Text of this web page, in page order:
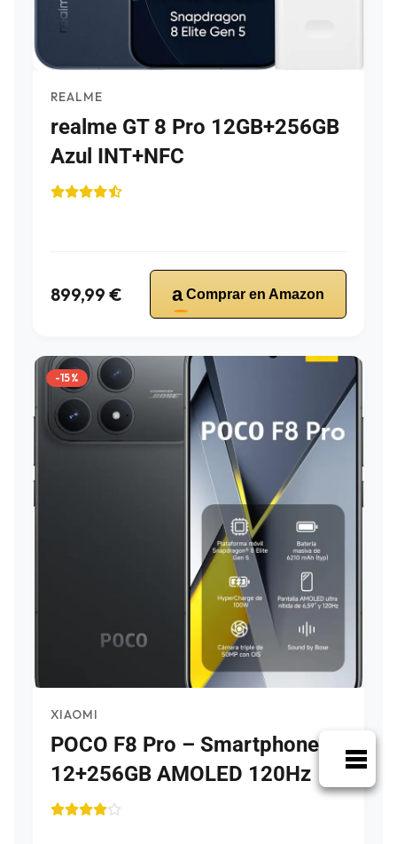
REALME
realme GT 8 Pro 12GB+256GB
Azul INT+NFC
899,99 € a Comprar en Amazon
-15%
XIAOMI
POCO F8 Pro – Smartphone
12+256GB AMOLED 120Hz